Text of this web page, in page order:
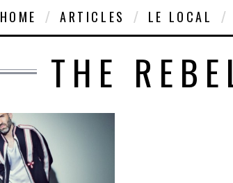
HOME ARTICLES LE LOCAL
THE